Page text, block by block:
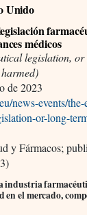
Unido
médicos
legislation,
de 2023
news-events/
or-long-
y Fármacos;
industria
en el mercado,